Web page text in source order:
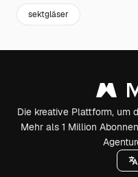
sektgläser
Die kreative Plattform, um
Mehr als 1 Million